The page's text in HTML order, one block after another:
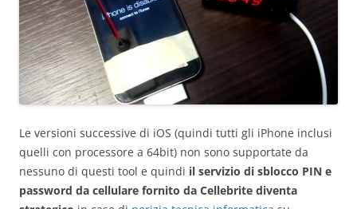
Le versioni successive di iOS (quindi tutti gli iPhone inclusi
quelli con processore a 64bit) non sono supportate da
nessuno di questi tool e quindi il servizio di sblocco PIN e
password da cellulare fornito da Cellebrite diventa